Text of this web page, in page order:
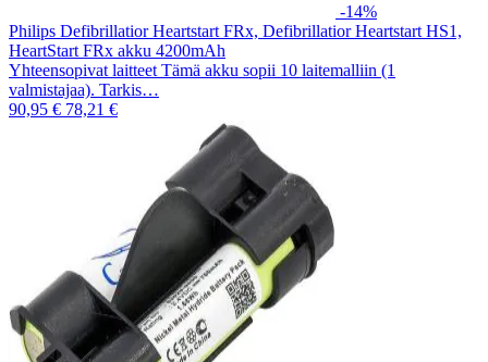
-14%
Philips Defibrillatior Heartstart FRx, Defibrillatior Heartstart HS1,
HeartStart FRx akku 4200mAh
Yhteensopivat laitteet Tämä akku sopii 10 laitemalliin (1
valmistajaa). Tarkis…
90,95 € 78,21 €